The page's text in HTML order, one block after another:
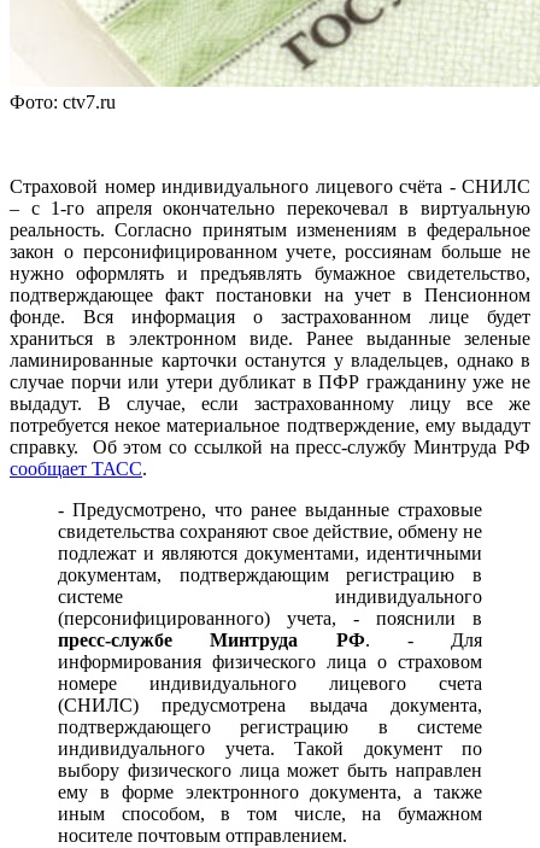
Фото: ctv7.ru
Страховой номер индивидуального лицевого счёта - СНИЛС
– с 1-го апреля окончательно перекочевал в виртуальную
реальность. Согласно принятым изменениям в федеральное
закон о персонифицированном учете, россиянам больше не
нужно оформлять и предъявлять бумажное свидетельство,
подтверждающее факт постановки на учет в Пенсионном
фонде. Вся информация о застрахованном лице будет
храниться в электронном виде. Ранее выданные зеленые
ламинированные карточки останутся у владельцев, однако в
случае порчи или утери дубликат в ПФР гражданину уже не
выдадут. В случае, если застрахованному лицу все же
потребуется некое материальное подтверждение, ему выдадут
справку. Об этом со ссылкой на пресс-службу Минтруда РФ
сообщает ТАСС.
- Предусмотрено, что ранее выданные страховые
свидетельства сохраняют свое действие, обмену не
подлежат и являются документами, идентичными
документам, подтверждающим регистрацию в
системе индивидуального
(персонифицированного) учета, - пояснили в
пресс-службе Минтруда РФ. - Для
информирования физического лица о страховом
номере индивидуального лицевого счета
(СНИЛС) предусмотрена выдача документа,
подтверждающего регистрацию в системе
индивидуального учета. Такой документ по
выбору физического лица может быть направлен
ему в форме электронного документа, а также
иным способом, в том числе, на бумажном
носителе почтовым отправлением.